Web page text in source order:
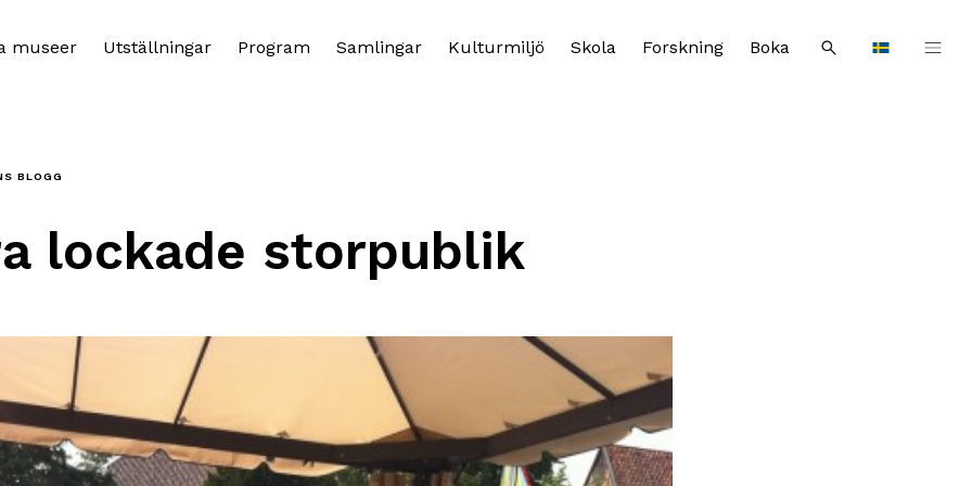
Languages
museer Utställningar Program Samlingar Kulturmiljö Skola Forskning Boka Sök
BLOGG
lockade storpublik